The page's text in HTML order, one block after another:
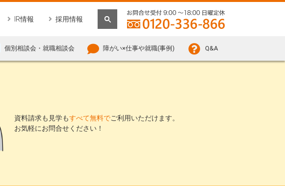
IR情報 採用情報
個別相談会・就職相談会 障がい×仕事や就職(事例) Q&A
資料請求も見学もすべて無料でご利用いただけます。
お気軽にお問合せください！